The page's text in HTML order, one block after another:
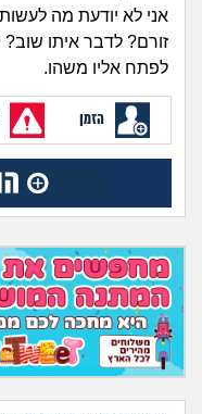
אני לא יודעת מה
זורם? לדבר איתו שוב?
לפתח אליו משהו.
הזמן